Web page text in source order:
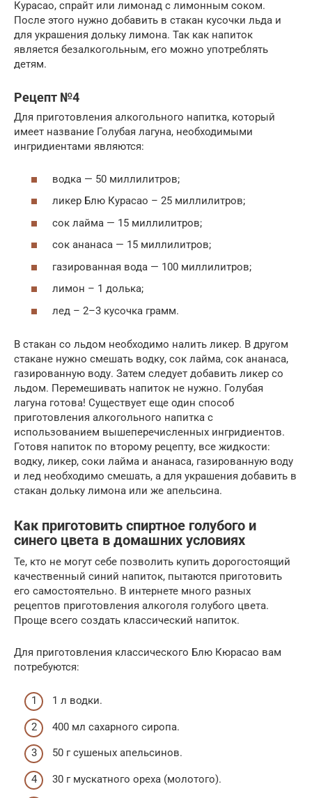
Курасао, спрайт или лимонад с лимонным соком.
После этого нужно добавить в стакан кусочки льда и
для украшения дольку лимона. Так как напиток
является безалкогольным, его можно употреблять
детям.
Рецепт №4
Для приготовления алкогольного напитка, который
имеет название Голубая лагуна, необходимыми
ингридиентами являются:
водка — 50 миллилитров;
ликер Блю Курасао – 25 миллилитров;
сок лайма — 15 миллилитров;
сок ананаса — 15 миллилитров;
газированная вода — 100 миллилитров;
лимон – 1 долька;
лед – 2–3 кусочка грамм.
В стакан со льдом необходимо налить ликер. В другом
стакане нужно смешать водку, сок лайма, сок ананаса,
газированную воду. Затем следует добавить ликер со
льдом. Перемешивать напиток не нужно. Голубая
лагуна готова! Существует еще один способ
приготовления алкогольного напитка с
использованием вышеперечисленных ингридиентов.
Готовя напиток по второму рецепту, все жидкости:
водку, ликер, соки лайма и ананаса, газированную воду
и лед необходимо смешать, а для украшения добавить в
стакан дольку лимона или же апельсина.
Как приготовить спиртное голубого и
синего цвета в домашних условиях
Те, кто не могут себе позволить купить дорогостоящий
качественный синий напиток, пытаются приготовить
его самостоятельно. В интернете много разных
рецептов приготовления алкоголя голубого цвета.
Проще всего создать классический напиток.
Для приготовления классического Блю Кюрасао вам
потребуются:
1 л водки.
400 мл сахарного сиропа.
50 г сушеных апельсинов.
30 г мускатного ореха (молотого).